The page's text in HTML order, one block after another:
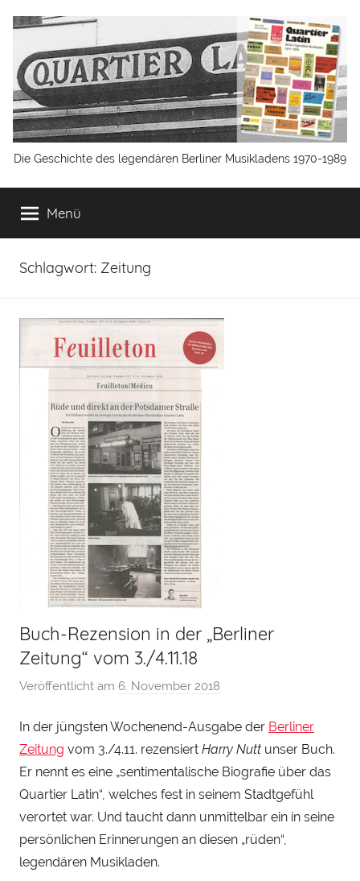
Inhalt
springen
Quartier
Latin
Berlin
Die Geschichte des legendären Berliner Musikladens 1970-1989
Menü
Schlagwort: Zeitung
Buch-Rezension in der „Berliner
Zeitung“ vom 3./4.11.18
Veröffentlicht am 6. November 2018
n
H
e
n
r
In der jüngsten Wochenend-Ausgabe der Berliner
Zeitung vom 3./4.11. rezensiert Harry Nutt unser Buch.
Er nennt es eine „sentimentalische Biografie über das
Quartier Latin“, welches fest in seinem Stadtgefühl
verortet war. Und taucht dann unmittelbar ein in seine
persönlichen Erinnerungen an diesen „rüden“,
legendären Musikladen.